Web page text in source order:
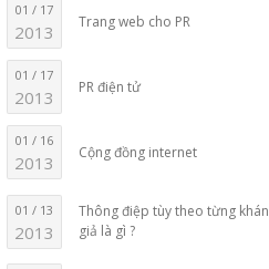
01 / 17
2013 Trang web cho PR
01 / 17
2013 PR điện tử
01 / 16
2013 Cộng đồng internet
01 / 13
2013
Thông điệp tùy theo từng khán
giả là gì ?